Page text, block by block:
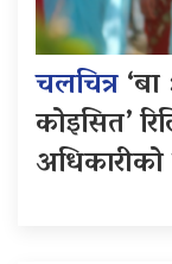
चलचित्र
कोइसित’